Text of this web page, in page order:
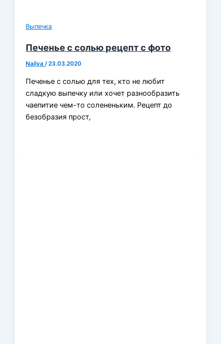
Выпечка
Печенье с солью рецепт с фото
Najlya/23.03.2020
Печенье с солью для тех, кто не любит
сладкую выпечку или хочет разнообразить
чаепитие чем-то солененьким. Рецепт до
безобразия прост,